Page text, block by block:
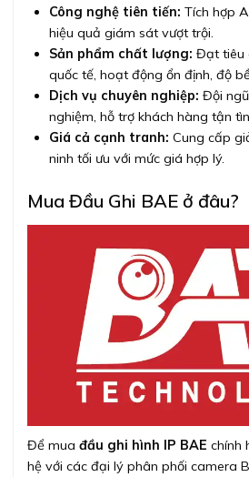
Công nghệ tiên tiến: Tích hợp
hiệu quả giám sát vượt trội.
Sản phẩm chất lượng: Đạt tiêu
quốc tế, hoạt động ổn định, độ
Dịch vụ chuyên nghiệp: Đội
nghiệm, hỗ trợ khách hàng tận
Giá cả cạnh tranh: Cung cấp
ninh tối ưu với mức giá hợp lý.
Mua Đầu Ghi BAE ở đâu?
Để mua đầu ghi hình IP BAE chính
hệ với các đại lý phân phối camera